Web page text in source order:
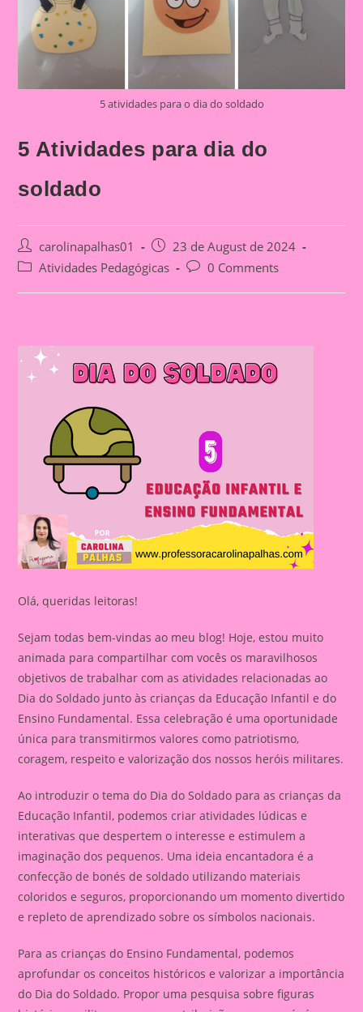
5 atividades para o dia do soldado
5 Atividades para dia do
soldado
Post
author:
carolinapalhas01
Post
published:
23 de August de 2024
PostAtividades Pedagógicas
Post0 Comments
Olá, queridas leitoras!
Sejam todas bem-vindas ao meu blog! Hoje, estou muito
animada para compartilhar com vocês os maravilhosos
objetivos de trabalhar com as atividades relacionadas ao
Dia do Soldado junto às crianças da Educação Infantil e do
Ensino Fundamental. Essa celebração é uma oportunidade
única para transmitirmos valores como patriotismo,
coragem, respeito e valorização dos nossos heróis militares.
Ao introduzir o tema do Dia do Soldado para as crianças da
Educação Infantil, podemos criar atividades lúdicas e
interativas que despertem o interesse e estimulem a
imaginação dos pequenos. Uma ideia encantadora é a
confecção de bonés de soldado utilizando materiais
coloridos e seguros, proporcionando um momento divertido
e repleto de aprendizado sobre os símbolos nacionais.
Para as crianças do Ensino Fundamental, podemos
aprofundar os conceitos históricos e valorizar a importância
do Dia do Soldado. Propor uma pesquisa sobre figuras